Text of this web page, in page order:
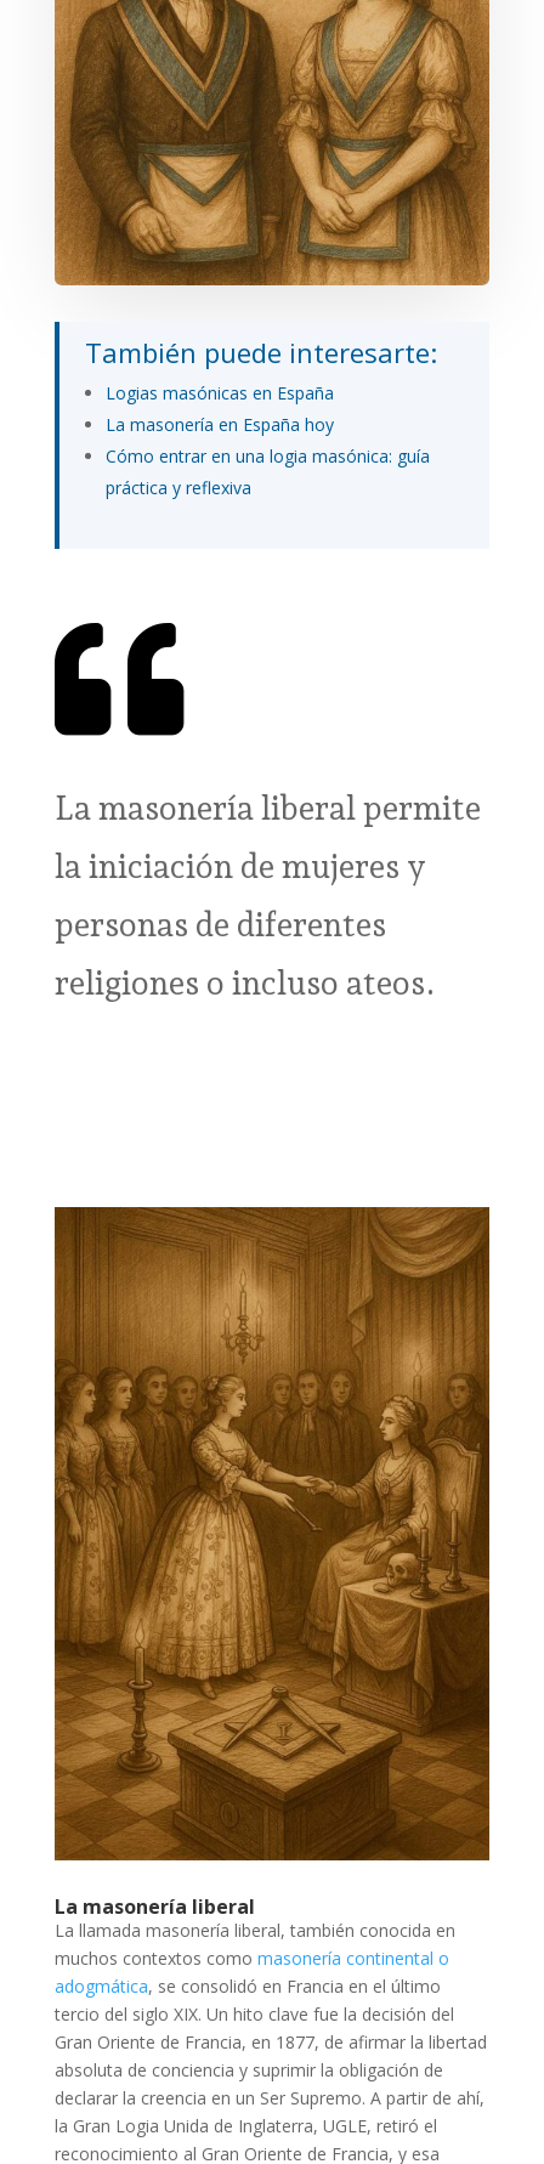
También puede interesarte:
Logias masónicas en España
La masonería en España hoy
Cómo entrar en una logia masónica: guía
práctica y reflexiva

La masonería liberal permite
la iniciación de mujeres y
personas de diferentes
religiones o incluso ateos.
La masonería liberal
La llamada masonería liberal, también conocida en
muchos contextos como masonería continental o
adogmática, se consolidó en Francia en el último
tercio del siglo XIX. Un hito clave fue la decisión del
Gran Oriente de Francia, en 1877, de afirmar la libertad
absoluta de conciencia y suprimir la obligación de
declarar la creencia en un Ser Supremo. A partir de ahí,
la Gran Logia Unida de Inglaterra, UGLE, retiró el
reconocimiento al Gran Oriente de Francia, y esa